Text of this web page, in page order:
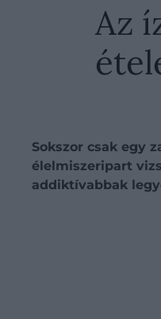
Az
Sokszor csak egy
élelmiszeripart
addiktívabbak